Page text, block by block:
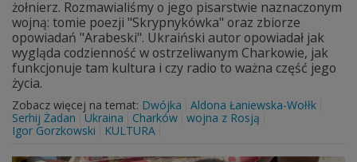
żołnierz. Rozmawialiśmy o jego pisarstwie naznaczonym
wojną: tomie poezji "Skrypnykówka" oraz zbiorze
opowiadań "Arabeski". Ukraiński autor opowiadał jak
wygląda codzienność w ostrzeliwanym Charkowie, jak
funkcjonuje tam kultura i czy radio to ważna część jego
życia.
Zobacz więcej na temat: Dwójka
Aldona Łaniewska-Wołłk
Serhij Żadan
Ukraina Charków wojna z Rosją
Igor Gorzkowski
KULTURA